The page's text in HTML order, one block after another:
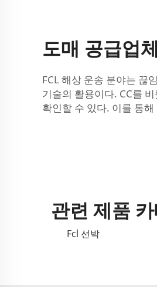
도매 공급업
FCL 해상 운송 분야는 끊
기술의 활용이다. CC를
확인할 수 있다. 이를 통
관련 제품
Fcl 선박